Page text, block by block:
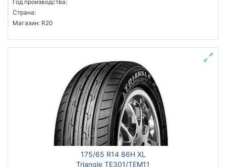
Год производства:
Страна:
Магазин: R20
175/65 R14 86H XL
Triangle TE301/TEM11